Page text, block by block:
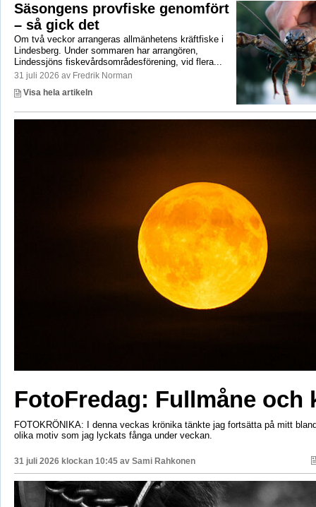
Säsongens provfiske genomfört
– så gick det
Om två veckor arrangeras allmänhetens kräftfiske i
Lindesberg. Under sommaren har arrangören,
Lindessjöns fiskevårdsområdesförening, vid flera...
31 juli 2026 av Fredrik Norman
Visa hela artikeln
FotoFredag: Fullmåne och
FOTOKRÖNIKA: I denna veckas krönika tänkte jag fortsätta på mitt
olika motiv som jag lyckats fånga under veckan.
31 juli 2026 klockan 10:45 av Sami Rahkonen